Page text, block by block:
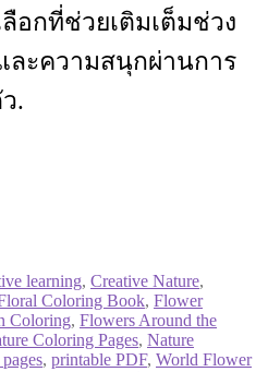
อกที่ช่วยเติมเต็มช่วง
ละความสนุกผ่านการ
.
learning, Creative Nature,
Coloring Book, Flower
Coloring, Flowers Around the
Coloring Pages, Nature
, printable PDF, World Flower